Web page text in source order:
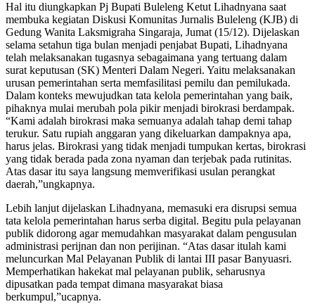
Hal itu diungkapkan Pj Bupati Buleleng Ketut Lihadnyana saat
membuka kegiatan Diskusi Komunitas Jurnalis Buleleng (KJB) di
Gedung Wanita Laksmigraha Singaraja, Jumat (15/12). Dijelaskan
selama setahun tiga bulan menjadi penjabat Bupati, Lihadnyana
telah melaksanakan tugasnya sebagaimana yang tertuang dalam
surat keputusan (SK) Menteri Dalam Negeri. Yaitu melaksanakan
urusan pemerintahan serta memfasilitasi pemilu dan pemilukada.
Dalam konteks mewujudkan tata kelola pemerintahan yang baik,
pihaknya mulai merubah pola pikir menjadi birokrasi berdampak.
“Kami adalah birokrasi maka semuanya adalah tahap demi tahap
terukur. Satu rupiah anggaran yang dikeluarkan dampaknya apa,
harus jelas. Birokrasi yang tidak menjadi tumpukan kertas, birokrasi
yang tidak berada pada zona nyaman dan terjebak pada rutinitas.
Atas dasar itu saya langsung memverifikasi usulan perangkat
daerah,”ungkapnya.
Lebih lanjut dijelaskan Lihadnyana, memasuki era disrupsi semua
tata kelola pemerintahan harus serba digital. Begitu pula pelayanan
publik didorong agar memudahkan masyarakat dalam pengusulan
administrasi perijnan dan non perijinan. “Atas dasar itulah kami
meluncurkan Mal Pelayanan Publik di lantai III pasar Banyuasri.
Memperhatikan hakekat mal pelayanan publik, seharusnya
dipusatkan pada tempat dimana masyarakat biasa
berkumpul,”ucapnya.